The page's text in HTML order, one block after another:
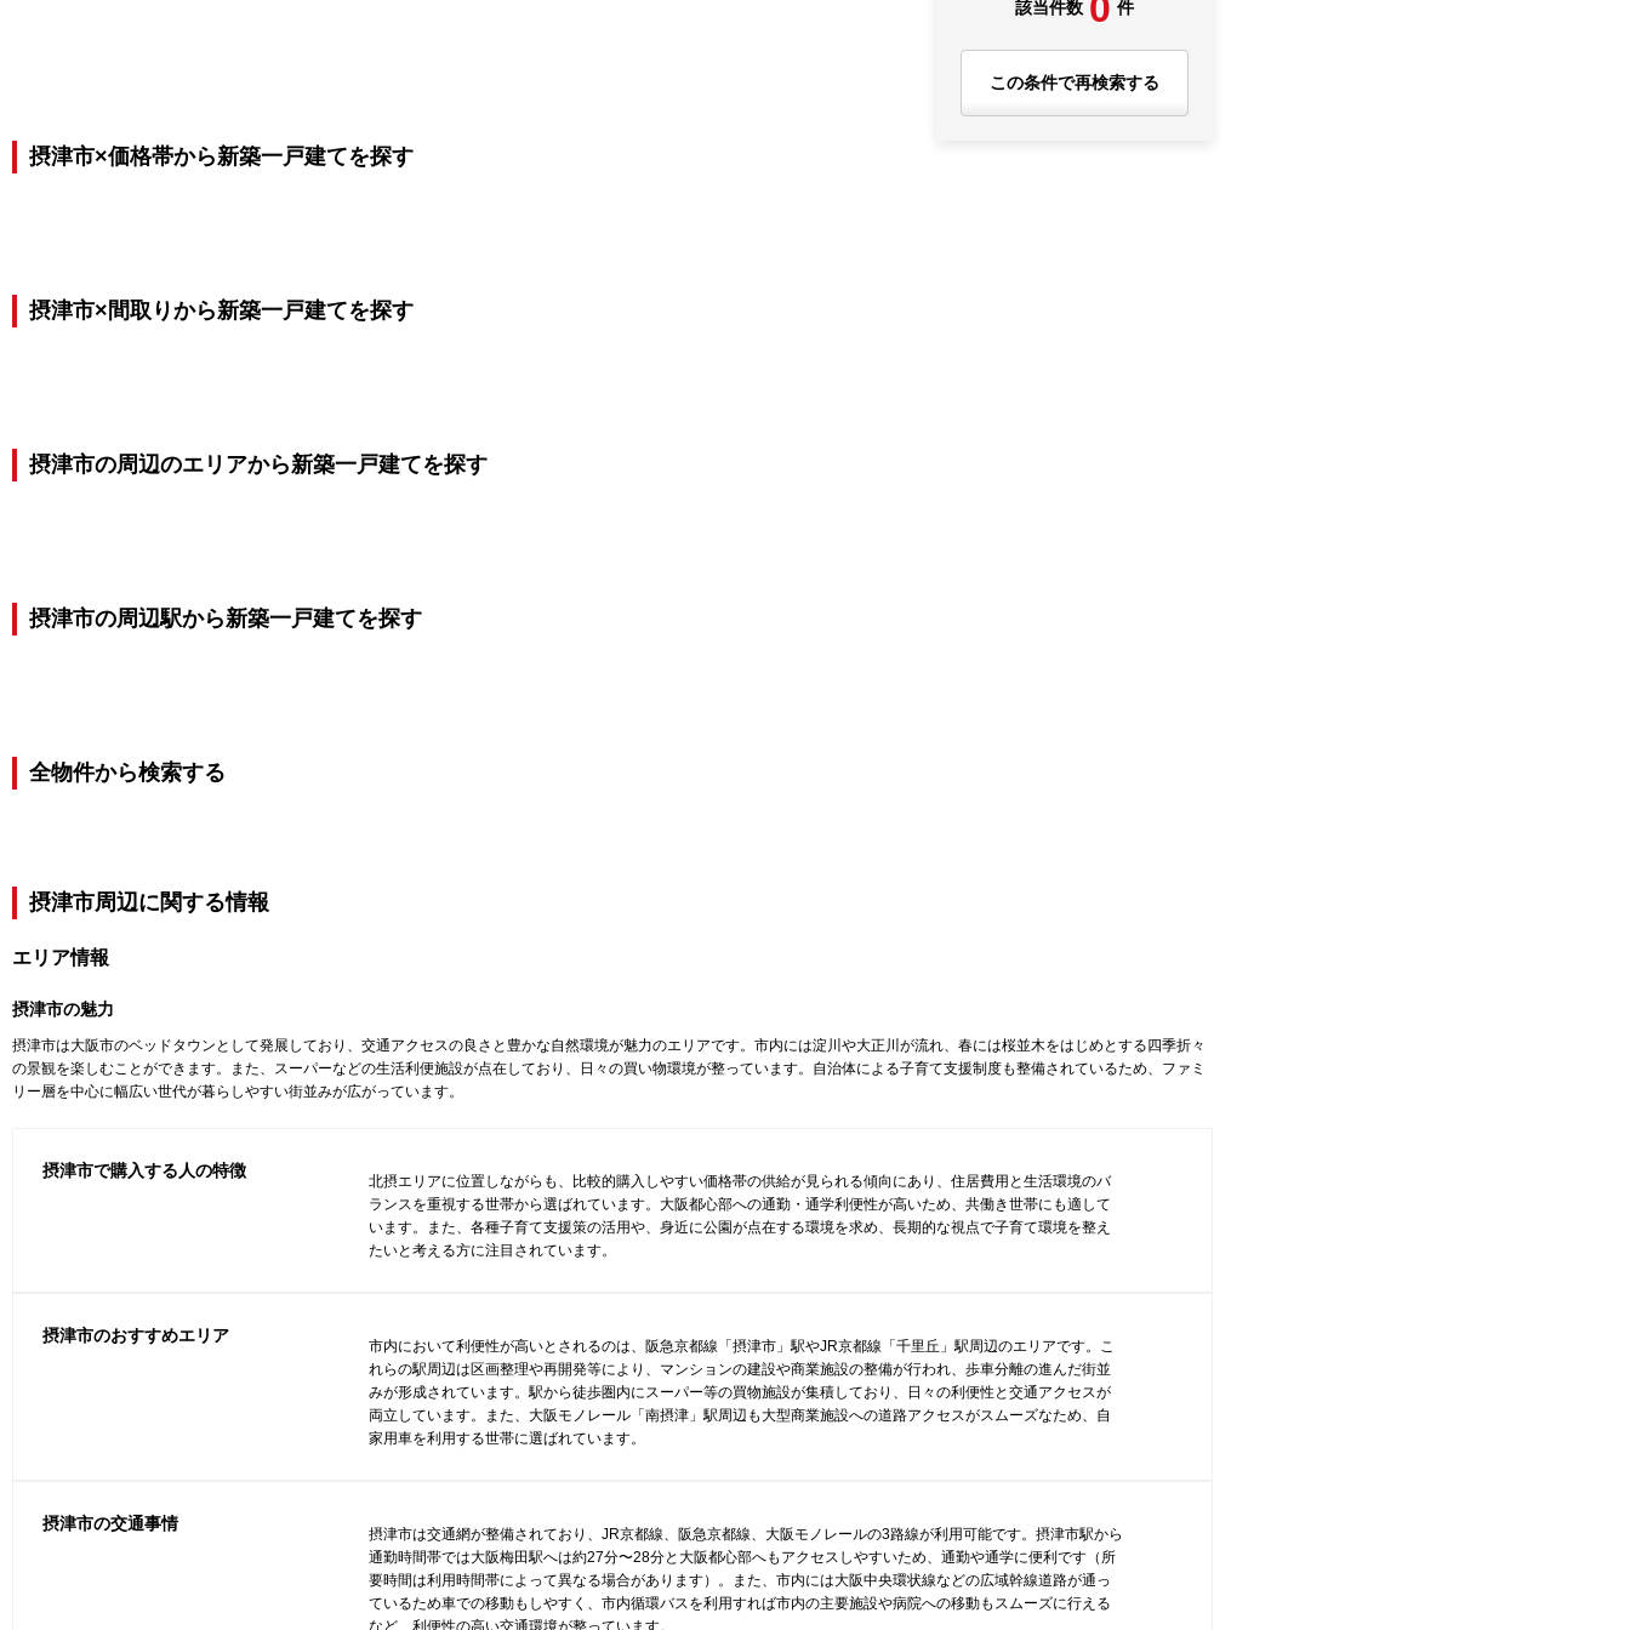
該当件数 件
この条件で再検索する
摂津市×価格帯から新築一戸建てを探す
摂津市×間取りから新築一戸建てを探す
摂津市の周辺のエリアから新築一戸建てを探す
摂津市の周辺駅から新築一戸建てを探す
全物件から検索する
摂津市周辺に関する情報
エリア情報
摂津市の魅力
摂津市は大阪市のベッドタウンとして発展しており、交通アクセスの良さと豊かな自然環境が魅力のエリアです。市内には淀川や大正川が流れ、春には桜並木をはじめとする四季折々
の景観を楽しむことができます。また、スーパーなどの生活利便施設が点在しており、日々の買い物環境が整っています。自治体による子育て支援制度も整備されているため、ファミ
リー層を中心に幅広い世代が暮らしやすい街並みが広がっています。
摂津市で購入する人の特徴
北摂エリアに位置しながらも、比較的購入しやすい価格帯の供給が見られる傾向にあり、住居費用と生活環境のバ
ランスを重視する世帯から選ばれています。大阪都心部への通勤・通学利便性が高いため、共働き世帯にも適して
います。また、各種子育て支援策の活用や、身近に公園が点在する環境を求め、長期的な視点で子育て環境を整え
たいと考える方に注目されています。
摂津市のおすすめエリア
市内において利便性が高いとされるのは、阪急京都線「摂津市」駅やJR京都線「千里丘」駅周辺のエリアです。こ
れらの駅周辺は区画整理や再開発等により、マンションの建設や商業施設の整備が行われ、歩車分離の進んだ街並
みが形成されています。駅から徒歩圏内にスーパー等の買物施設が集積しており、日々の利便性と交通アクセスが
両立しています。また、大阪モノレール「南摂津」駅周辺も大型商業施設への道路アクセスがスムーズなため、自
家用車を利用する世帯に選ばれています。
摂津市の交通事情
摂津市は交通網が整備されており、JR京都線、阪急京都線、大阪モノレールの3路線が利用可能です。摂津市駅から
通勤時間帯では大阪梅田駅へは約27分〜28分と大阪都心部へもアクセスしやすいため、通勤や通学に便利です（所
要時間は利用時間帯によって異なる場合があります）。また、市内には大阪中央環状線などの広域幹線道路が通っ
ているため車での移動もしやすく、市内循環バスを利用すれば市内の主要施設や病院への移動もスムーズに行える
など、利便性の高い交通環境が整っています。